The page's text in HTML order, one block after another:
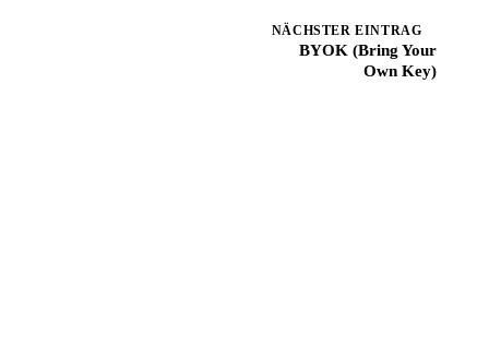
NÄCHSTER EINTRAG
BYOK (Bring Your
Own Key)